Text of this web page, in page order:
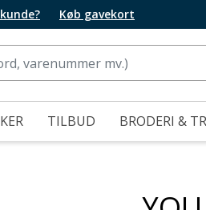
Køb gavekort
TILBUD BRODERI &